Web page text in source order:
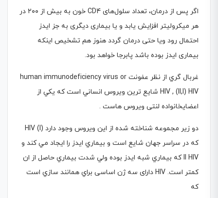
اگر پس از درمان، تعداد سلول‌های CD4 خون به بیش از ۲۰۰ در
هر میکرولیتر افزایش یابد و یا بیماری دیگری به جز ایدز
احتمال رود ویا حتی درمان گردد هنوز هم تشخیص اینکه
بیماری ایدز بوده باشد پابرجا خواهد بود.
غربال گري از نظر عفونت human immunodeficiency virus or
HIV , (II,I) HIV شايع ترين ويروس انساني است كه يكي از
اعضايخانواده لنتی ويروس هاست .
دو زير مجموعه شناخته شده از اين ويروس وجود دارد (I) HIV
كه در سراسر جهان شايع است و بيماري ايدز را ايجاد مي كند و
II HIV كه بيماري شبه ايدز بوده ولي شدت بيماري حاصل از ان
كمتر است. HIV دارای سه ژن اساسی براي همانند سازي است
كه